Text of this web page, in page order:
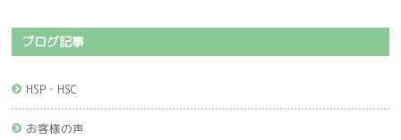
ブログ記事
HSP・HSC
お客様の声